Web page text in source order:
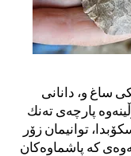
ساغ و، دانانی
پارچەی تەنك
توانیمان زۆر
کە پاشماوەکان